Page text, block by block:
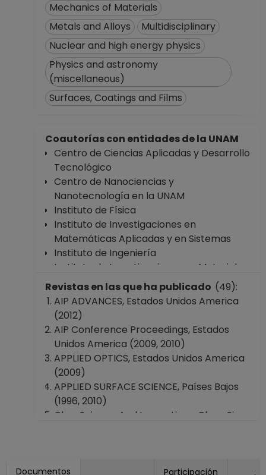
Mechanics of Materials
Metals and Alloys
Multidisciplinary
Nuclear and high energy physics
Physics and astronomy
(miscellaneous)
Surfaces, Coatings and Films
Coautorías con entidades de la UNAM
Centro de Ciencias Aplicadas y Desarrollo
Tecnológico
Centro de Nanociencias y
Nanotecnología en la UNAM
Instituto de Física
Instituto de Investigaciones en
Matemáticas Aplicadas y en Sistemas
Instituto de Ingeniería
Instituto de Investigaciones en Materiales
Instituto de Energías Renovables
Facultad de Ciencias
Facultad de Ingeniería
Facultad de Química
Escuela Nacional Colegio de Ciencias y
Humanidades "Vallejo"
Coordinación de Estudios de Posgrado
Dirección General de Asuntos del
Personal Académico
Revistas en las que ha publicado (49):
AIP ADVANCES, Estados Unidos America
(2012)
AIP Conference Proceedings, Estados
Unidos America (2009, 2010)
APPLIED OPTICS, Estados Unidos America
(2009)
APPLIED SURFACE SCIENCE, Países Bajos
(1996, 2010)
Cleo: Science And Innovations, Cleo_Si
Documentos
Participación